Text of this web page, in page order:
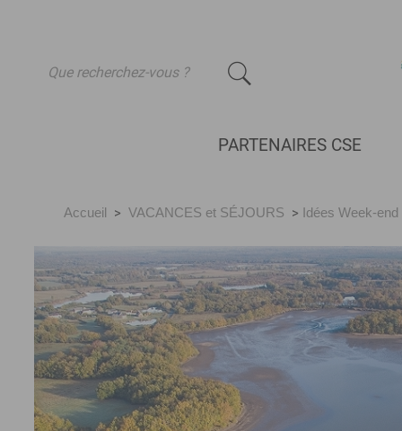
PARTENAIRES CSE
Accueil > VACANCES et SÉJOURS > Idées Week-end